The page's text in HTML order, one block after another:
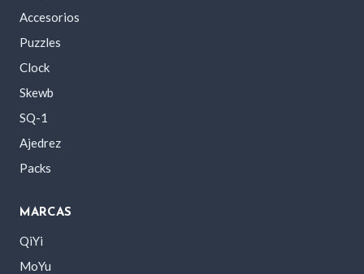
Accesorios
Puzzles
Clock
Skewb
SQ-1
Ajedrez
Packs
MARCAS
QiYi
MoYu